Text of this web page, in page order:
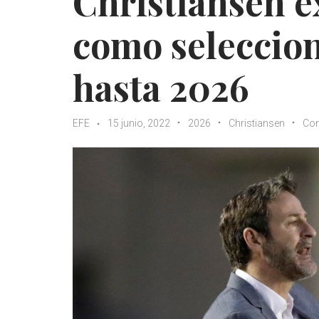
como
hasta 2026
EFE 15 junio, 2022 2026 Christiansen